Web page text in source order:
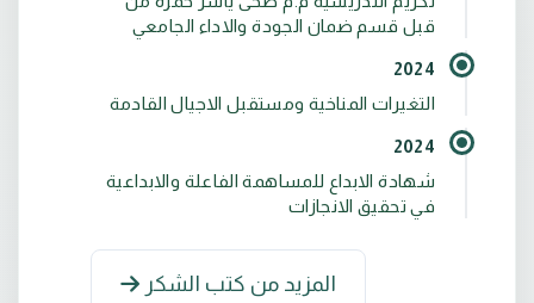
قبل قسم ضمان الجودة والاداء الجامعي
2024
التغيرات المناخية ومستقبل الاجيال القادمة
2024
شهادة الابداع للمساهمة الفاعلة والابداعية
في تحقيق الانجازات
المزيد من كتب الشكر